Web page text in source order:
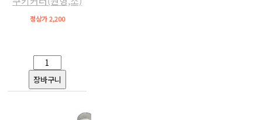
정상가 2,200